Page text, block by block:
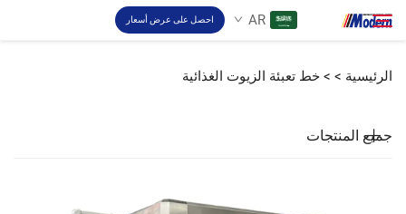
AR احصل على عرض أسعار
الرئيسية > > خط تعبئة الزيوت الغذائية
جميع المنتجات